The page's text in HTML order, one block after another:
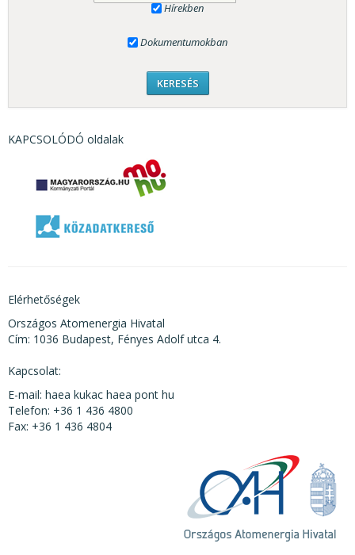
Hírekben
Dokumentumokban
KAPCSOLÓDÓ oldalak
Elérhetőségek
Országos Atomenergia Hivatal
Cím: 1036 Budapest, Fényes Adolf utca 4.
Kapcsolat:
E-mail: haea kukac haea pont hu
Telefon: +36 1 436 4800
Fax: +36 1 436 4804